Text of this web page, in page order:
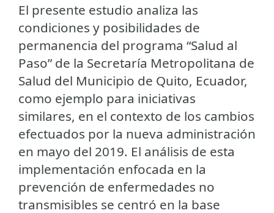
El presente estudio analiza las
condiciones y posibilidades de
permanencia del programa “Salud al
Paso” de la Secretaría Metropolitana de
Salud del Municipio de Quito, Ecuador,
como ejemplo para iniciativas
similares, en el contexto de los cambios
efectuados por la nueva administración
en mayo del 2019. El análisis de esta
implementación enfocada en la
prevención de enfermedades no
transmisibles se centró en la base